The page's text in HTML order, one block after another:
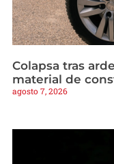
Colapsa tras
material de
agosto 7, 2026